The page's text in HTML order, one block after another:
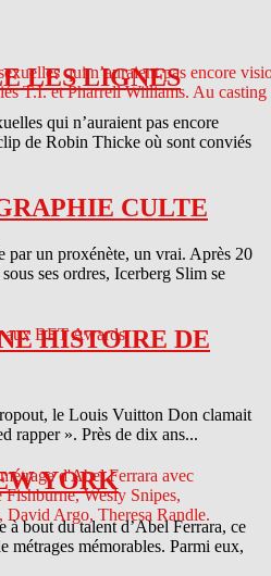
LES LIGNES
qui n’auraient pas encore
de Robin Thicke où sont conviés
CULTE
par un proxénète, un vrai. Après 20
ses ordres, Icerberg Slim se
HISTOIRE DE
le Louis Vuitton Don clamait
rapper ». Près de dix ans...
YORK
à bout du talent d’Abel Ferrara, ce
métrages mémorables. Parmi eux,